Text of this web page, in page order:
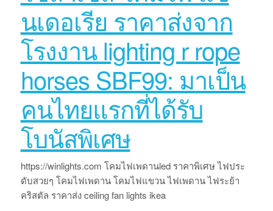
นเดอเรีย ราคาส่งจาก
โรงงาน lighting r rope
horses SBF99: มาเป็น
คนไทยแรกที่ได้รับ
โบนัสพิเศษ
https://winlights.com โคมไฟเพดานled ราคาพิเศษ ไฟประ
ดับสวยๆ โคมไฟเพดาน โคมไฟแขวน ไฟเพดาน ไฟระย้า
คริสตัล ราคาส่ง ceiling fan lights ikea